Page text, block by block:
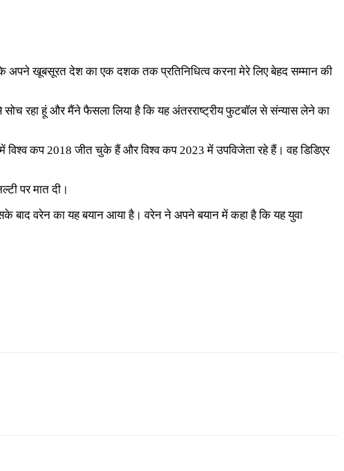
अपने खूबसूरत देश का एक दशक तक प्रतिनिधित्व करना मेरे लिए बेहद सम्मान की
रहा हूं और मैंने फैसला लिया है कि यह अंतरराष्ट्रीय फुटबॉल से संन्यास लेने का
विश्व कप 2018 जीत चुके हैं और विश्व कप 2023 में उपविजेता रहे हैं। वह डिडिएर
पर मात दी।
बाद वरेन का यह बयान आया है। वरेन ने अपने बयान में कहा है कि यह युवा